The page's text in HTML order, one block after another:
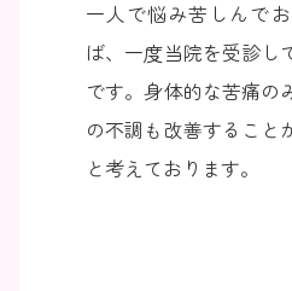
一人で悩み苦しんで
ば、一度当院を受診し
です。身体的な苦痛の
の不調も改善すること
と考えております。